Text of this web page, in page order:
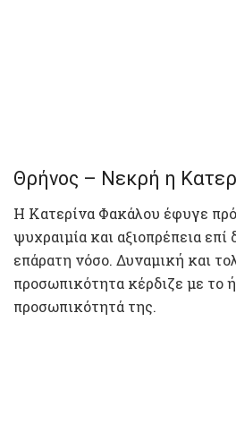
Θρήνος – Νεκρή η
Η Κατερίνα Φακάλου έφυγε
ψυχραιμία και αξιοπρέπεια
επάρατη νόσο. Δυναμική και
προσωπικότητα κέρδιζε με το
προσωπικότητά της.